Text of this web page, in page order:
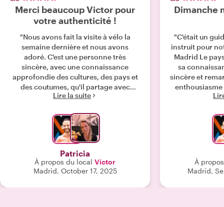
Merci beaucoup Victor pour
votre authenticité !
"Nous avons fait la visite à vélo la
semaine dernière et nous avons
adoré. C'est une personne très
sincère, avec une connaissance
approfondie des cultures, des pays et
des coutumes, qu'il partage avec
enthousiasme, sans être trop insistant.
toute autre facette de Madrid, ce qui
était très rafraîchissant. Il nous a
également donné d'excellentes
recommandations de restaurants et
de bars, que nous avons suivies à la
lettre et que nous avons adorées. C'est
un vrai plaisir de découvrir la ville
avec un habitant comme lui. Bien que
Lire la suite
Patricia
À propos du local Víctor
Madrid, October 17, 2025
Dimanche
"C'était un
instruit pour
Madrid Le paysage était magnifique,
sa
sincère et
les
ou
et
Victor pour la
À
Madrid,